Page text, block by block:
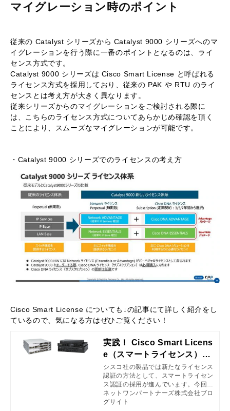
マイグレーション時のポイント
従来の Catalyst シリーズから Catalyst 9000 シリーズへのマ
イグレーションを行う際に一番のポイントとなるのは、ライ
センス方式です。
Catalyst 9000 シリーズは Cisco Smart License と呼ばれる
ライセンス方式を採用しており、従来の PAK や RTU のライ
センスとは考え方が大きく異なります。
従来シリーズからのマイグレーションをご検討される際に
は、こちらのライセンス方式についてあらかじめ確認を頂く
ことにより、スムーズなマイグレーションが可能です。
・Catalyst 9000 シリーズでのライセンスの考え方
Cisco Smart License についても↓の記事にて詳しく紹介をし
ているので、気になる方はぜひご覧ください！
実践！ Cisco Smart Licens
e（スマートライセンス）第
1回
シスコ社の製品では新たなライセンス
認証の方法として、スマートライセン
ス認証の採用が進んでいます。今回の
ブログでは、改めて スマートライセ
ンスとは について簡単に説明しつ
ネットワンパートナーズ株式会社ブロ
グサイト